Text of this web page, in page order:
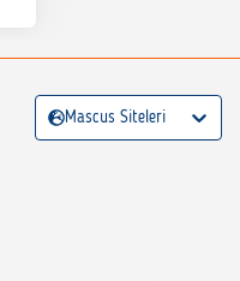
Mascus Siteleri